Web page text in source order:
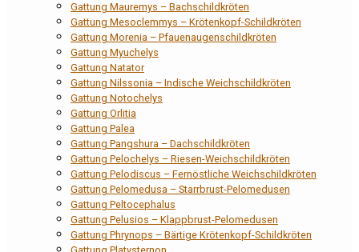
Gattung Mauremys – Bachschildkröten
Gattung Mesoclemmys – Krötenkopf-Schildkröten
Gattung Morenia – Pfauenaugenschildkröten
Gattung Myuchelys
Gattung Natator
Gattung Nilssonia – Indische Weichschildkröten
Gattung Notochelys
Gattung Orlitia
Gattung Palea
Gattung Pangshura – Dachschildkröten
Gattung Pelochelys – Riesen-Weichschildkröten
Gattung Pelodiscus – Fernöstliche Weichschildkröten
Gattung Pelomedusa – Starrbrust-Pelomedusen
Gattung Peltocephalus
Gattung Pelusios – Klappbrust-Pelomedusen
Gattung Phrynops – Bärtige Krötenkopf-Schildkröten